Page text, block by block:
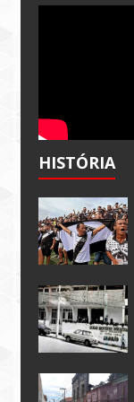
HISTÓRIA